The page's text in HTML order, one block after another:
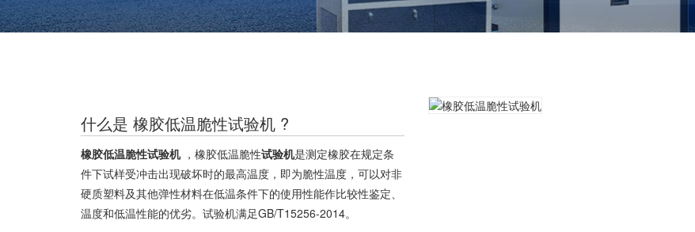
什么是 橡胶低温脆性试验机 ?
橡胶低温脆性试验机，橡胶低温脆性试验机是测定橡胶在规定条
件下试样受冲击出现破坏时的最高温度，即为脆性温度，可以对非
硬质塑料及其他弹性材料在低温条件下的使用性能作比较性鉴定、
温度和低温性能的优劣。试验机满足GB/T15256-2014。